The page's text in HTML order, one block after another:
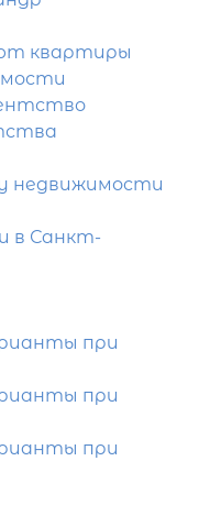
квартиры
недвижимости
в Санкт-
при
при
при